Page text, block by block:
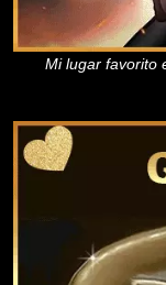
Mi lugar favorito